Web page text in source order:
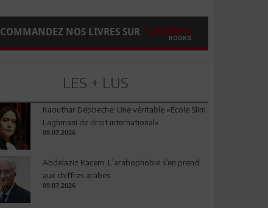
COMMANDEZ NOS LIVRES SUR
LES + LUS
Kaouthar Debbeche: Une véritable «École Slim
Laghmani de droit international»
09.07.2026
Abdelaziz Kacem: L’arabophobie s’en prend
aux chiffres arabes
09.07.2026